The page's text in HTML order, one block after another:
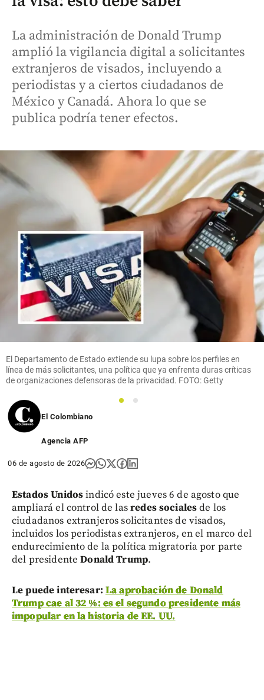
La administración de Donald Trump
amplió la vigilancia digital a solicitantes
extranjeros de visados, incluyendo a
periodistas y a ciertos ciudadanos de
México y Canadá. Ahora lo que se
publica podría tener efectos.
El Departamento de Estado extiende su lupa sobre los perfiles en
línea de más solicitantes, una política que ya enfrenta duras críticas
de organizaciones defensoras de la privacidad. FOTO: Getty
1
2
El Colombiano
Agencia AFP
06 de agosto de 2026
Estados Unidosindicó este jueves 6 de agosto que
ampliará el control de lasredes socialesde los
ciudadanos extranjeros solicitantes de visados,
incluidos los periodistas extranjeros, en el marco del
endurecimiento de la política migratoria por parte
del presidenteDonald Trump.
Le puede interesar: La aprobación de Donald
Trump cae al 32 %: es el segundo presidente más
impopular en la historia de EE. UU.